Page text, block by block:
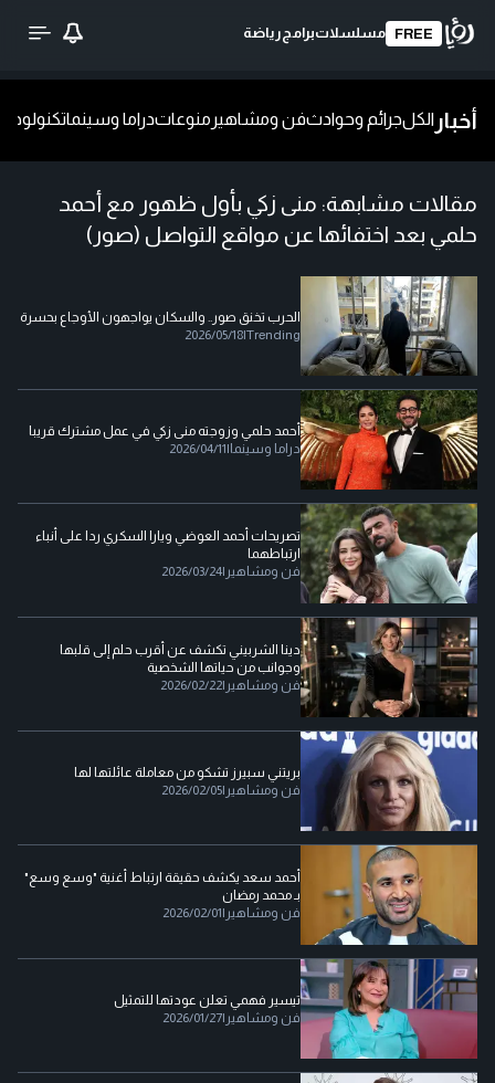
FREE مسلسلاتبرامج رياضة
أخبار الكلجرائم وحوادثفن ومشاهير منوعاتدراما وسينماتكنولوجيا
مقالات مشابهة: منى زكي بأول ظهور مع أحمد
حلمي بعد اختفائها عن مواقع التواصل (صور)
الحرب تخنق صور.. والسكان يواجهون الأوجاع بحسرة
Trending
|
2026/05/18
أحمد حلمي وزوجته منى زكي في عمل مشترك قريبا
دراما وسينما |
2026/04/11
تصريحات أحمد العوضي ويارا السكري ردا على أنباء
ارتباطهما
فن ومشاهير |
2026/03/24
دينا الشربيني تكشف عن أقرب حلم إلى قلبها
وجوانب من حياتها الشخصية
فن ومشاهير |
2026/02/22
بريتني سبيرز تشكو من معاملة عائلتها لها
فن ومشاهير |
2026/02/05
أحمد سعد يكشف حقيقة ارتباط أغنية "وسع وسع"
بـ محمد رمضان
فن ومشاهير |
2026/02/01
تيسير فهمي تعلن عودتها للتمثيل
فن ومشاهير |
2026/01/27